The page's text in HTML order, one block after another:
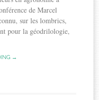
de Marcel
sur les lombrics,
pour la géodrilologie,
→